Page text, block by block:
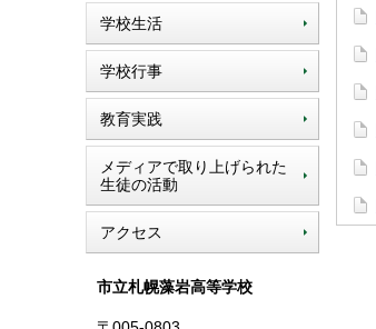
学校生活
学校行事
教育実践
メディアで取り上げられた
生徒の活動
アクセス
市立札幌藻岩高等学校